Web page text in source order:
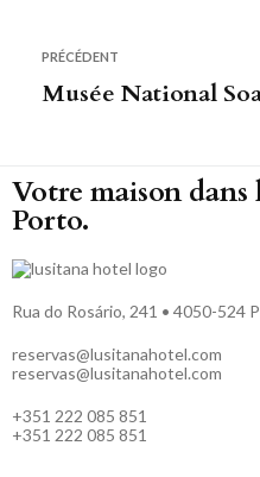
PRÉCÉDENT
Musée National
Votre maison dans
Porto.
Rua do Rosário, 241 • 4050-524
reservas@lusitanahotel.com
reservas@lusitanahotel.com
+351 222 085 851
+351 222 085 851